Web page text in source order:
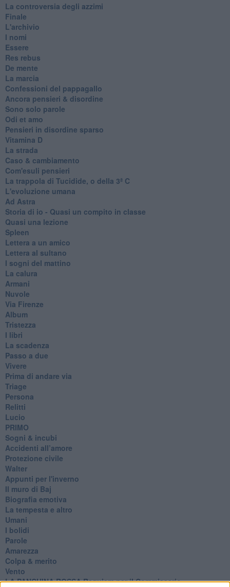
La controversia degli azzimi
Finale
L'archivio
I nomi
Essere
Res rebus
De mente
La marcia
Confessioni del pappagallo
Ancora pensieri & disordine
Sono solo parole
Odi et amo
Pensieri in disordine sparso
Vitamina D
La strada
Caso & cambiamento
Com'esuli pensieri
La trappola di Tucidide, o della 3ª C
L'evoluzione umana
Ad Astra
Storia di io - Quasi un compito in classe
Quasi una lezione
Spleen
Lettera a un amico
Lettera al sultano
I sogni del mattino
La calura
Armani
Nuvole
Via Firenze
Album
Tristezza
I libri
La scadenza
Passo a due
Vivere
Prima di andare via
Triage
Persona
Relitti
Lucio
PRIMO
Sogni & incubi
Accidenti all’amore
Protezione civile
Walter
Appunti per l'inverno
Il muro di Baj
Biografia emotiva
La tempesta e altro
Umani
I bolidi
Parole
Amarezza
Colpa & merito
Vento
​LA PANCHINA ROSSA Requiem per il Commissario